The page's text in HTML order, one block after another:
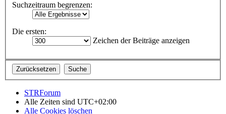
Suchzeitraum begrenzen:
Die ersten:
Zeichen der Beiträge anzeigen
STRForum
Alle Zeiten sind UTC+02:00
Alle Cookies löschen